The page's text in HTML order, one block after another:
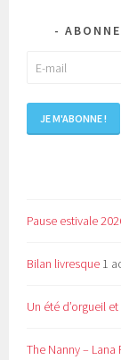
Pause estivale
Bilan livresque 1
Un été d’orgueil
The Nanny – Lana